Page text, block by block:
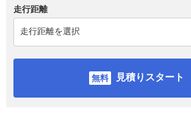
走行距離
見積りスタート